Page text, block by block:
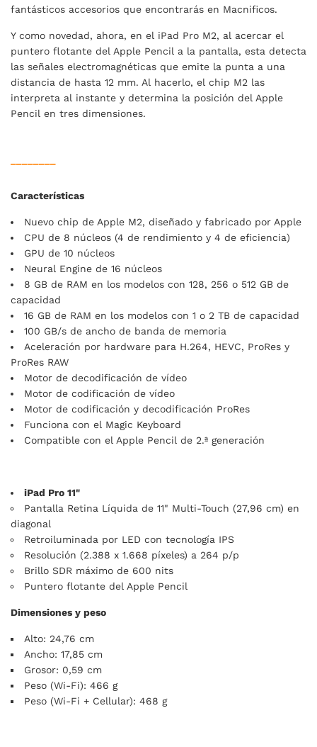
fantásticos accesorios que encontrarás en Macnificos.
Y como novedad, ahora, en el iPad Pro M2, al acercar el
puntero flotante del Apple Pencil a la pantalla, esta detecta
las señales electromagnéticas que emite la punta a una
distancia de hasta 12 mm. Al hacerlo, el chip M2 las
interpreta al instante y determina la posición del Apple
Pencil en tres dimensiones.
Características
Nuevo chip de Apple M2, diseñado y fabricado por Apple
CPU de 8 núcleos (4 de rendimiento y 4 de eficiencia)
GPU de 10 núcleos
Neural Engine de 16 núcleos
8 GB de RAM en los modelos con 128, 256 o 512 GB de
capacidad
16 GB de RAM en los modelos con 1 o 2 TB de capacidad
100 GB/s de ancho de banda de memoria
Aceleración por hardware para H.264, HEVC, ProRes y
ProRes RAW
Motor de decodificación de vídeo
Motor de codificación de vídeo
Motor de codificación y decodificación ProRes
Funciona con el Magic Keyboard
Compatible con el Apple Pencil de 2.ª generación
iPad Pro 11"
Pantalla Retina Líquida de 11" Multi‑Touch (27,96 cm) en
diagonal
Retroiluminada por LED con tecnología IPS
Resolución (2.388 x 1.668 píxeles) a 264 p/p
Brillo SDR máximo de 600 nits
Puntero flotante del Apple Pencil
Dimensiones y peso
Alto: 24,76 cm
Ancho: 17,85 cm
Grosor: 0,59 cm
Peso (Wi-Fi): 466 g
Peso (Wi-Fi + Cellular): 468 g